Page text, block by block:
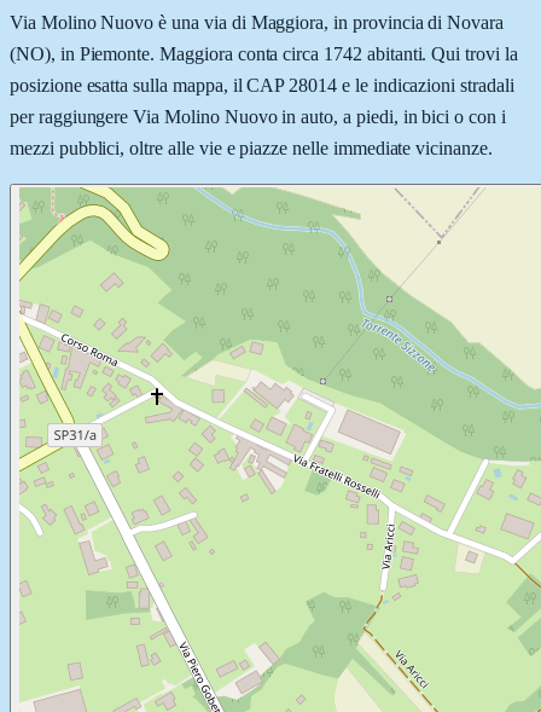
Via Molino Nuovo è una via di Maggiora, in provincia di Novara
(NO), in Piemonte. Maggiora conta circa 1742 abitanti. Qui trovi la
posizione esatta sulla mappa, il CAP 28014 e le indicazioni stradali
per raggiungere Via Molino Nuovo in auto, a piedi, in bici o con i
mezzi pubblici, oltre alle vie e piazze nelle immediate vicinanze.